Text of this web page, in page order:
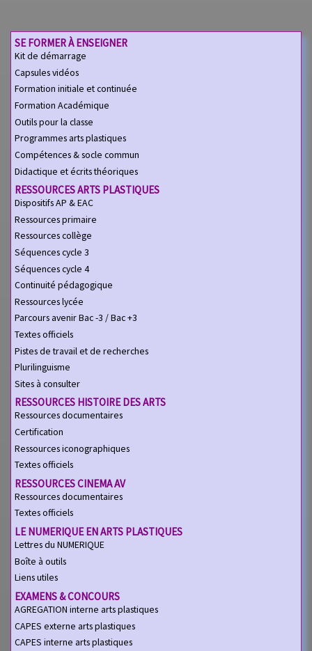
SE FORMER À ENSEIGNER
Kit de démarrage
Capsules vidéos
Formation initiale et continuée
Formation Académique
Outils pour la classe
Programmes arts plastiques
Compétences & socle commun
Didactique et écrits théoriques
RESSOURCES ARTS PLASTIQUES
Dispositifs AP & EAC
Ressources primaire
Ressources collège
Séquences cycle 3
Séquences cycle 4
Continuité pédagogique
Ressources lycée
Parcours avenir Bac -3 / Bac +3
Textes officiels
Pistes de travail et de recherches
Plurilinguisme
Sites à consulter
RESSOURCES HISTOIRE DES ARTS
Ressources documentaires
Certification
Ressources iconographiques
Textes officiels
RESSOURCES CINEMA AV
Ressources documentaires
Textes officiels
LE NUMERIQUE EN ARTS PLASTIQUES
Lettres du NUMERIQUE
Boîte à outils
Liens utiles
EXAMENS & CONCOURS
AGREGATION interne arts plastiques
CAPES externe arts plastiques
CAPES interne arts plastiques